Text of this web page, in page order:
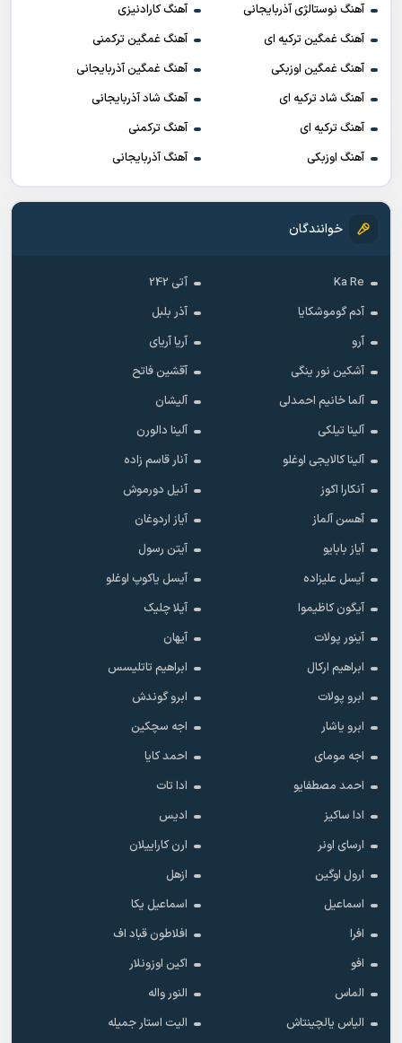
آهنگ نوستالژی آذربایجانی
آهنگ کارادنیزی
آهنگ غمگین ترکیه ای
آهنگ غمگین ترکمنی
آهنگ غمگین اوزبکی
آهنگ غمگین آذربایجانی
آهنگ شاد ترکیه ای
آهنگ شاد آذربایجانی
آهنگ ترکیه ای
آهنگ ترکمنی
آهنگ اوزبکی
آهنگ آذربایجانی
خوانندگان
Ka Re
آتی 242
آدم گوموشکایا
آذر بلبل
آرو
آریا آریای
آشکین نور ینگی
آقشین فاتح
آلما خانیم احمدلی
آلیشان
آلینا تیلکی
آلینا دالورن
آلینا کالایجی اوغلو
آنار قاسم زاده
آنکارا اکوز
آنیل دورموش
آهسن آلماز
آیاز اردوغان
آیاز بابایو
آیتن رسول
آیسل علیزاده
آیسل یاکوپ اوغلو
آیگون کاظیموا
آیلا چلیک
آینور پولات
آیهان
ابراهیم ارکال
ابراهیم تاتلیسس
ابرو پولات
ابرو گوندش
ابرو یاشار
اجه سچکین
اجه مومای
احمد کایا
احمد مصطفایو
ادا تات
ادا ساکیز
ادیس
ارسای اونر
ارن کاراییلان
ارول اوگین
ازهل
اسماعیل
اسماعیل یکا
افرا
افلاطون قباد اف
افو
اکین اوزونلار
الماس
النور واله
الیاس یالچینتاش
الیت استار جمیله